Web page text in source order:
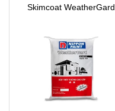
Skimcoat WeatherGard